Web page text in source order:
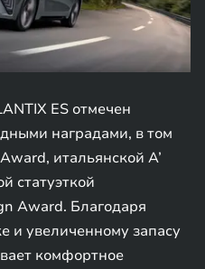
ES отмечен
наградами, в том
итальянской A’
статуэткой
Award. Благодаря
и увеличенному запасу
комфортное